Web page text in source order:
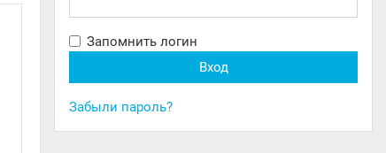
Запомнить логин
Забыли пароль?